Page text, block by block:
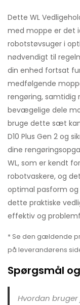
Dette WL
med moppe er det
robotstøvsuger i
nødvendigt til
din enhed fortsat
medfølgende
rengøring, samtidig
bevægelige dele
bruge dette sæt
D10 Plus Gen 2 og
dine
WL, som er kendt
robotvaskere, og
optimal pasform
dette praktiske
effektiv og
* Se den gældende
på leverandørens
Spørgsmål
Hvordan